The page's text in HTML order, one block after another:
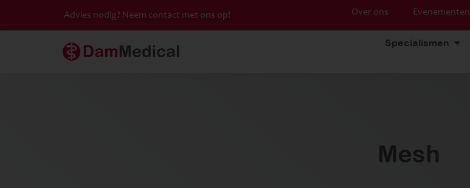
Advies nodig? Neem contact met ons op! Over ons Evenementen
Specialismen
Mesh